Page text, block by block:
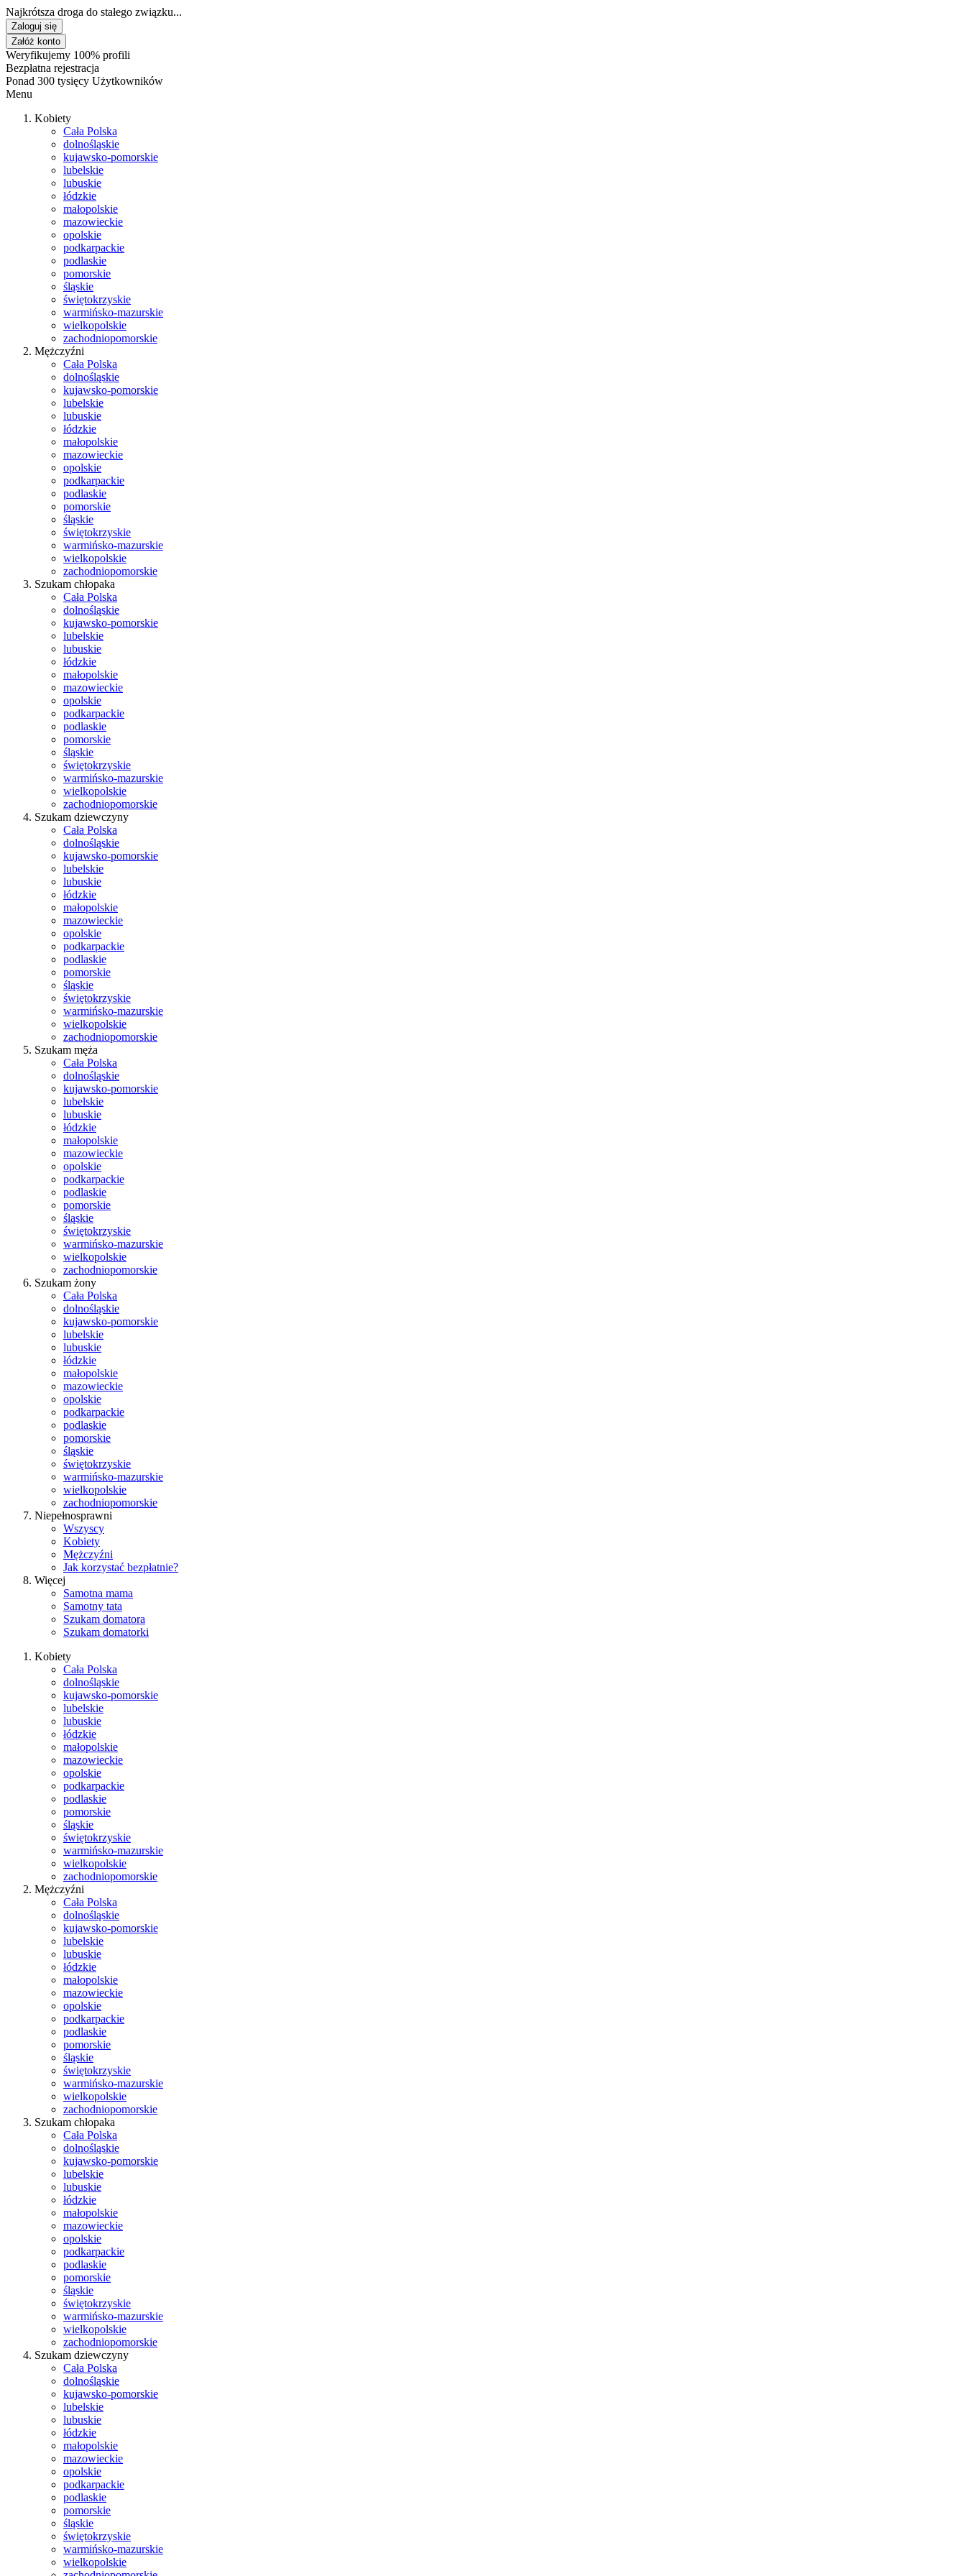
Najkrótsza droga do stałego związku...
Zaloguj się
Załóż konto
Weryfikujemy 100% profili
Bezpłatna rejestracja
Ponad 300 tysięcy Użytkowników
Menu
Kobiety
Cała Polska
dolnośląskie
kujawsko-pomorskie
lubelskie
lubuskie
łódzkie
małopolskie
mazowieckie
opolskie
podkarpackie
podlaskie
pomorskie
śląskie
świętokrzyskie
warmińsko-mazurskie
wielkopolskie
zachodniopomorskie
Mężczyźni
Cała Polska
dolnośląskie
kujawsko-pomorskie
lubelskie
lubuskie
łódzkie
małopolskie
mazowieckie
opolskie
podkarpackie
podlaskie
pomorskie
śląskie
świętokrzyskie
warmińsko-mazurskie
wielkopolskie
zachodniopomorskie
Szukam chłopaka
Cała Polska
dolnośląskie
kujawsko-pomorskie
lubelskie
lubuskie
łódzkie
małopolskie
mazowieckie
opolskie
podkarpackie
podlaskie
pomorskie
śląskie
świętokrzyskie
warmińsko-mazurskie
wielkopolskie
zachodniopomorskie
Szukam dziewczyny
Cała Polska
dolnośląskie
kujawsko-pomorskie
lubelskie
lubuskie
łódzkie
małopolskie
mazowieckie
opolskie
podkarpackie
podlaskie
pomorskie
śląskie
świętokrzyskie
warmińsko-mazurskie
wielkopolskie
zachodniopomorskie
Szukam męża
Cała Polska
dolnośląskie
kujawsko-pomorskie
lubelskie
lubuskie
łódzkie
małopolskie
mazowieckie
opolskie
podkarpackie
podlaskie
pomorskie
śląskie
świętokrzyskie
warmińsko-mazurskie
wielkopolskie
zachodniopomorskie
Szukam żony
Cała Polska
dolnośląskie
kujawsko-pomorskie
lubelskie
lubuskie
łódzkie
małopolskie
mazowieckie
opolskie
podkarpackie
podlaskie
pomorskie
śląskie
świętokrzyskie
warmińsko-mazurskie
wielkopolskie
zachodniopomorskie
Niepełnosprawni
Wszyscy
Kobiety
Mężczyźni
Jak korzystać bezpłatnie?
Więcej
Samotna mama
Samotny tata
Szukam domatora
Szukam domatorki
Kobiety
Cała Polska
dolnośląskie
kujawsko-pomorskie
lubelskie
lubuskie
łódzkie
małopolskie
mazowieckie
opolskie
podkarpackie
podlaskie
pomorskie
śląskie
świętokrzyskie
warmińsko-mazurskie
wielkopolskie
zachodniopomorskie
Mężczyźni
Cała Polska
dolnośląskie
kujawsko-pomorskie
lubelskie
lubuskie
łódzkie
małopolskie
mazowieckie
opolskie
podkarpackie
podlaskie
pomorskie
śląskie
świętokrzyskie
warmińsko-mazurskie
wielkopolskie
zachodniopomorskie
Szukam chłopaka
Cała Polska
dolnośląskie
kujawsko-pomorskie
lubelskie
lubuskie
łódzkie
małopolskie
mazowieckie
opolskie
podkarpackie
podlaskie
pomorskie
śląskie
świętokrzyskie
warmińsko-mazurskie
wielkopolskie
zachodniopomorskie
Szukam dziewczyny
Cała Polska
dolnośląskie
kujawsko-pomorskie
lubelskie
lubuskie
łódzkie
małopolskie
mazowieckie
opolskie
podkarpackie
podlaskie
pomorskie
śląskie
świętokrzyskie
warmińsko-mazurskie
wielkopolskie